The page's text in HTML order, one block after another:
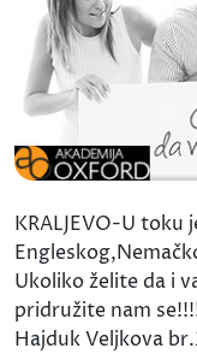
KRALJEVO-U toku
Ukoliko želite da i
pridružite nam
Hajduk Veljkova